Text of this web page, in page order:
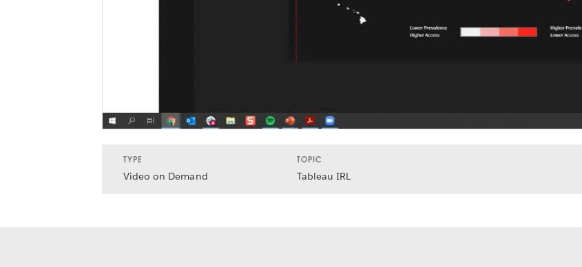
TYPE
Video on Demand
TOPIC
Tableau IRL